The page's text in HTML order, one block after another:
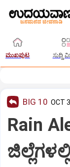
ಮುಖಪುಟ ಸುದ್ದಿ
BIG 10 OCT
Rain